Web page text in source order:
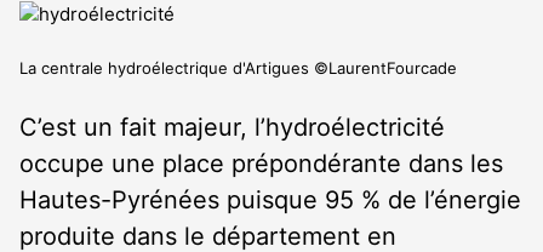
La centrale hydroélectrique d'Artigues ©LaurentFourcade
C’est un fait majeur, l’hydroélectricité
occupe une place prépondérante dans les
Hautes-Pyrénées puisque 95 % de l’énergie
produite dans le département en